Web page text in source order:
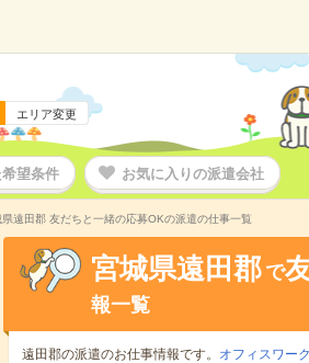
エリア変更
望条件 お気に入りの派遣会社
県遠田郡 友だちと一緒の応募OKの派遣の仕事一覧
宮城県遠田郡 で
報一覧
遠田郡の派遣のお仕事情報です。 オフィスワー